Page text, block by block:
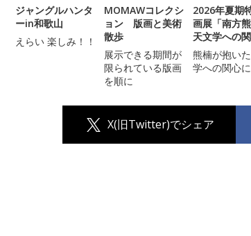
ジャングルハンタ
ーin和歌山
えらい 楽しみ！！
MOMAWコレクシ
ョン 版画と美術
散歩
展示できる期間が
限られている版画
を順に
2026年夏期
画展「南方
天文学への関
熊楠が抱い
学への関心
X(旧Twitter)でシェア